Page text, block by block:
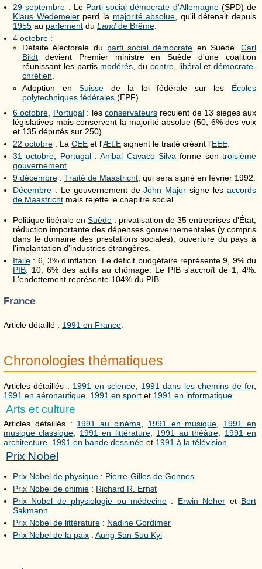
29 septembre : Le Parti social-démocrate d'Allemagne(SPD) de
Klaus Wedemeierperd la majorité absolue , qu'il détenait depuis
1955 au parlement du Land de Brême
4 octobre :
Défaite électorale du parti social démocrate en Suède. Carl
Bildt devient Premier ministre en Suède d'une coalition
réunissant les partis modérés , du centre, libéralet démocrate-
chrétien
Adoption enSuisse de la loi fédérale sur les Écoles
polytechniques fédérales (EPF).
6 octobre
Portugal: lesconservateurs reculent de 13 sièges aux
législatives mais conservent la majorité absolue (50, 6% des voix
et 135 députés sur 250).
22 octobre : La CEE et l'ÆLE signent le traité créant l'EEE
31 octobre
Portugal:Anibal Cavaco Silva forme sontroisième
gouvernement
9 décembre : Traité de Maastricht , qui sera signé en février 1992.
Décembre : Le gouvernement deJohn Major signe lesaccords
de Maastricht mais rejette le chapitre social.
Politique libérale en Suède : privatisation de 35 entreprises d'État,
réduction importante des dépenses gouvernementales (y compris
dans le domaine des prestations sociales), ouverture du pays à
l'implantation d'industries étrangères.
Italie : 6, 3% d'inflation. Le déficit budgétaire représente 9, 9% du
PIB. 10, 6% des actifs au chômage. Le PIB s'accroît de 1, 4%.
L'endettement représente 104% du PIB.
France
Article détaillé : 1991 en France
Chronologies thématiques
Articles détaillés : 1991 en science 1991 dans les chemins de fer,
1991 en aéronautique 1991 en sport et 1991 en informatique
Arts et culture
Articles détaillés : 1991 au cinéma 1991 en musique
1991 en
musique classique
1991 en littérature, 1991 au théâtre
1991 en
architecture 1991 en bande dessinée et 1991 à la télévision
Prix Nobel
Prix Nobel de physique : Pierre-Gilles de Gennes
Prix Nobel de chimie : Richard R. Ernst
Prix Nobel de physiologie ou médecine : Erwin Neher et Bert
Sakmann
Prix Nobel de littérature : Nadine Gordimer
Prix Nobel de la paix : Aung San Suu Kyi